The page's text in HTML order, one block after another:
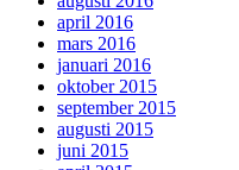
april 2016
mars 2016
januari 2016
oktober 2015
september 2015
augusti 2015
juni 2015